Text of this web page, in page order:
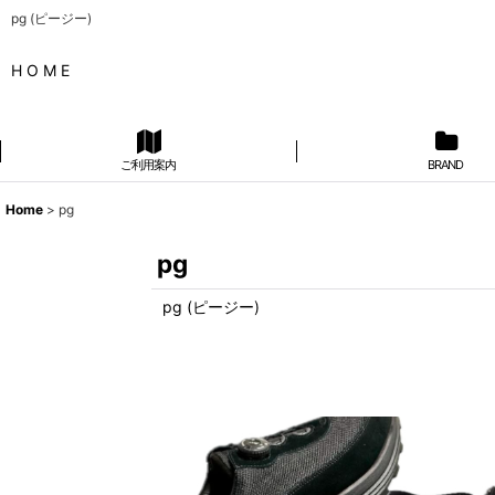
pg (ピージー)
H O M E
ご利用案内 BRAND
Home > pg
pg
pg (ピージー)